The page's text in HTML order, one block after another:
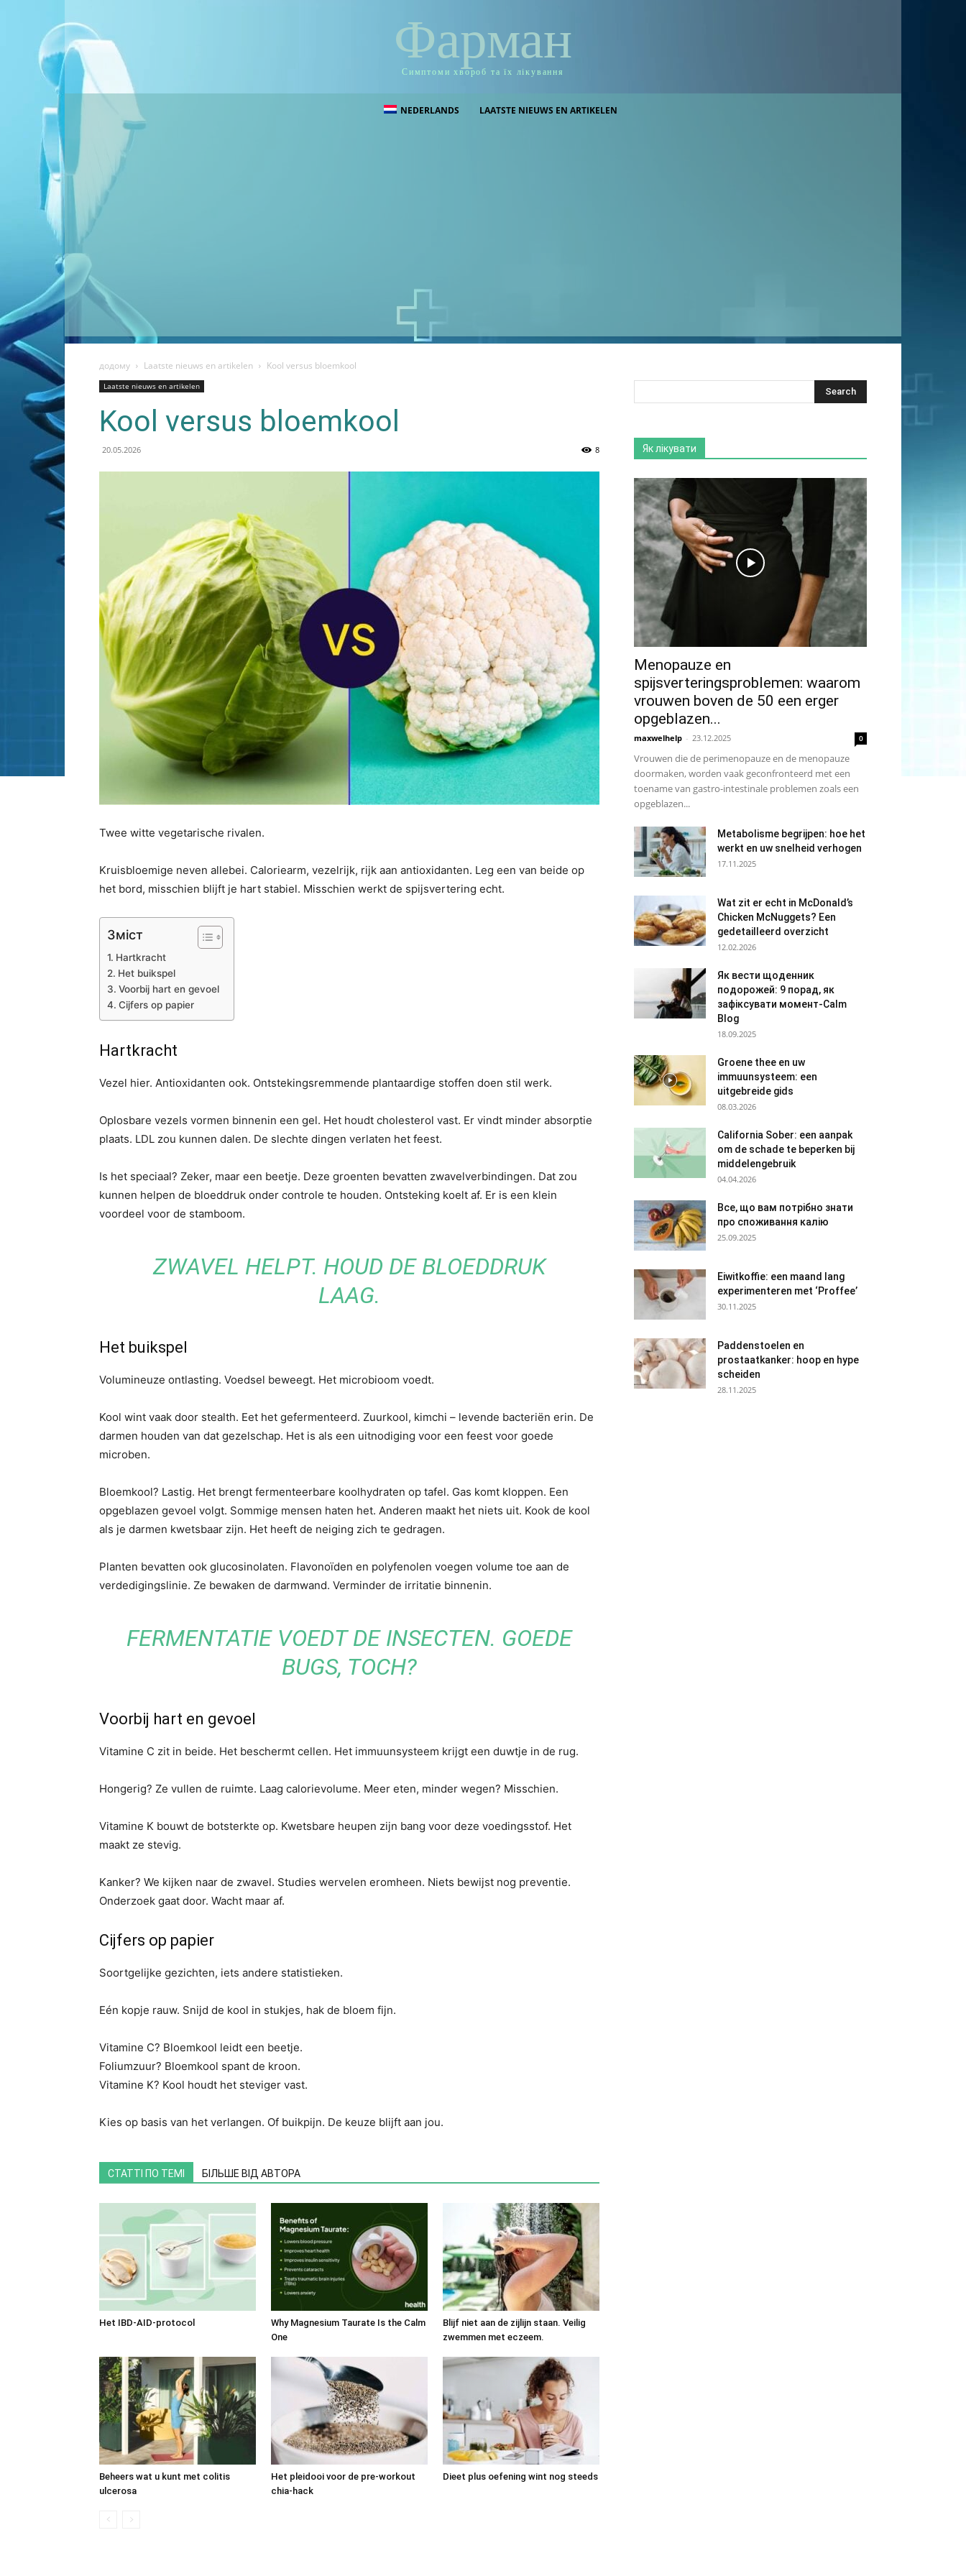
Фарман
Симптоми хвороб та їх лікування
NEDERLANDS LAATSTE NIEUWS EN ARTIKELEN
додому Laatste nieuws en artikelen Kool versus bloemkool
Laatste nieuws en artikelen
Kool versus bloemkool
20.05.2026 8
Twee witte vegetarische rivalen.
Kruisbloemige neven allebei. Caloriearm, vezelrijk, rijk aan antioxidanten. Leg een van beide op
het bord, misschien blijft je hart stabiel. Misschien werkt de spijsvertering echt.
Зміст
Hartkracht
Het buikspel
Voorbij hart en gevoel
Cijfers op papier
Hartkracht
Vezel hier. Antioxidanten ook. Ontstekingsremmende plantaardige stoffen doen stil werk.
Oplosbare vezels vormen binnenin een gel. Het houdt cholesterol vast. Er vindt minder absorptie
plaats. LDL zou kunnen dalen. De slechte dingen verlaten het feest.
Is het speciaal? Zeker, maar een beetje. Deze groenten bevatten zwavelverbindingen. Dat zou
kunnen helpen de bloeddruk onder controle te houden. Ontsteking koelt af. Er is een klein
voordeel voor de stamboom.
ZWAVEL HELPT. HOUD DE BLOEDDRUK
LAAG.
Het buikspel
Volumineuze ontlasting. Voedsel beweegt. Het microbioom voedt.
Kool wint vaak door stealth. Eet het gefermenteerd. Zuurkool, kimchi – levende bacteriën erin. De
darmen houden van dat gezelschap. Het is als een uitnodiging voor een feest voor goede
microben.
Bloemkool? Lastig. Het brengt fermenteerbare koolhydraten op tafel. Gas komt kloppen. Een
opgeblazen gevoel volgt. Sommige mensen haten het. Anderen maakt het niets uit. Kook de kool
als je darmen kwetsbaar zijn. Het heeft de neiging zich te gedragen.
Planten bevatten ook glucosinolaten. Flavonoïden en polyfenolen voegen volume toe aan de
verdedigingslinie. Ze bewaken de darmwand. Verminder de irritatie binnenin.
FERMENTATIE VOEDT DE INSECTEN. GOEDE
BUGS, TOCH?
Voorbij hart en gevoel
Vitamine C zit in beide. Het beschermt cellen. Het immuunsysteem krijgt een duwtje in de rug.
Hongerig? Ze vullen de ruimte. Laag calorievolume. Meer eten, minder wegen? Misschien.
Vitamine K bouwt de botsterkte op. Kwetsbare heupen zijn bang voor deze voedingsstof. Het
maakt ze stevig.
Kanker? We kijken naar de zwavel. Studies wervelen eromheen. Niets bewijst nog preventie.
Onderzoek gaat door. Wacht maar af.
Cijfers op papier
Soortgelijke gezichten, iets andere statistieken.
Eén kopje rauw. Snijd de kool in stukjes, hak de bloem fijn.
Vitamine C? Bloemkool leidt een beetje.
Foliumzuur? Bloemkool spant de kroon.
Vitamine K? Kool houdt het steviger vast.
Kies op basis van het verlangen. Of buikpijn. De keuze blijft aan jou.
СТАТТІ ПО ТЕМІ БІЛЬШЕ ВІД АВТОРА
Het IBD-AID-protocol
Why Magnesium Taurate Is the Calm
One
Blijf niet aan de zijlijn staan. Veilig
zwemmen met eczeem.
Beheers wat u kunt met colitis
ulcerosa
Het pleidooi voor de pre-workout
chia-hack
Dieet plus oefening wint nog steeds
Як лікувати
Menopauze en
spijsverteringsproblemen: waarom
vrouwen boven de 50 een erger
opgeblazen...
maxwelhelp - 23.12.2025 0
Vrouwen die de perimenopauze en de menopauze
doormaken, worden vaak geconfronteerd met een
toename van gastro-intestinale problemen zoals een
opgeblazen...
Metabolisme begrijpen: hoe het
werkt en uw snelheid verhogen
17.11.2025
Wat zit er echt in McDonald’s
Chicken McNuggets? Een
gedetailleerd overzicht
12.02.2026
Як вести щоденник
подорожей: 9 порад, як
зафіксувати момент-Calm
Blog
18.09.2025
Groene thee en uw
immuunsysteem: een
uitgebreide gids
08.03.2026
California Sober: een aanpak
om de schade te beperken bij
middelengebruik
04.04.2026
Все, що вам потрібно знати
про споживання калію
25.09.2025
Eiwitkoffie: een maand lang
experimenteren met ‘Proffee’
30.11.2025
Paddenstoelen en
prostaatkanker: hoop en hype
scheiden
28.11.2025